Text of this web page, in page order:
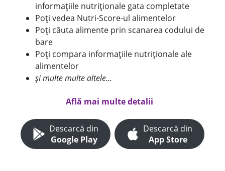
informațiile nutriționale gata completate
Poți vedea Nutri-Score-ul alimentelor
Poți căuta alimente prin scanarea codului de
bare
Poți compara informațiile nutriționale ale
alimentelor
și multe multe altele...
Află mai multe detalii
Descarcă din
Google Play
Descarcă din
App Store